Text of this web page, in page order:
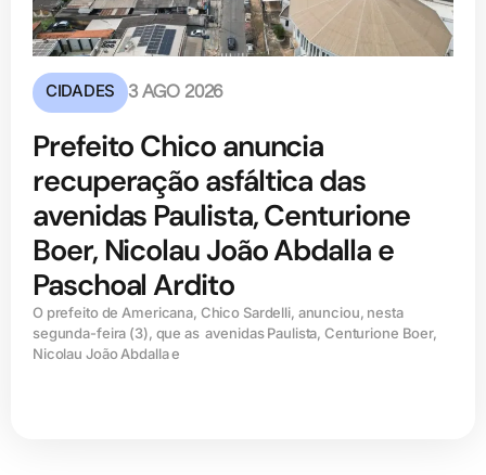
CIDADES 3 AGO 2026
Prefeito Chico anuncia
recuperação asfáltica das
avenidas Paulista, Centurione
Boer, Nicolau João Abdalla e
Paschoal Ardito
O prefeito de Americana, Chico Sardelli, anunciou, nesta
segunda-feira (3), que as avenidas Paulista, Centurione Boer,
Nicolau João Abdalla e